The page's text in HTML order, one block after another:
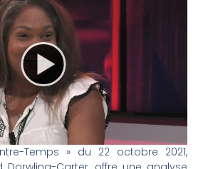
Temps » du 22 octobre 2021,